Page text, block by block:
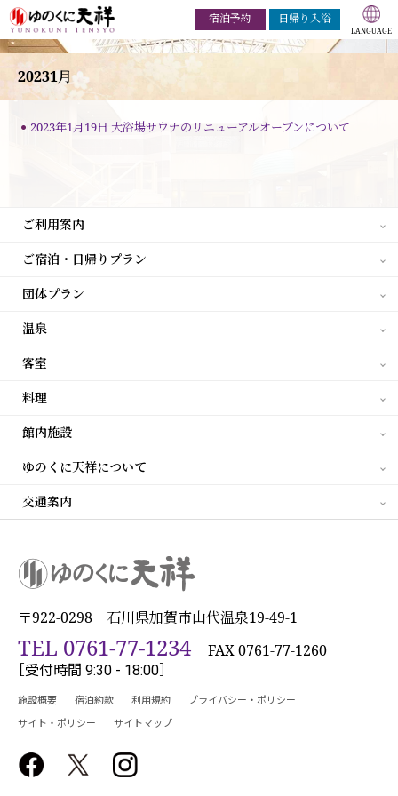
宿泊予約 日帰り入浴
20231月
2023年1月19日 大浴場サウナのリニューアルオープンについて
ご利用案内
ご宿泊・日帰りプラン
団体プラン
温泉
客室
料理
館内施設
ゆのくに天祥について
交通案内
〒922-0298 石川県加賀市山代温泉19-49-1
TEL 0761-77-1234
［受付時間 9:30 - 18:00］
FAX 0761-77-1260
施設概要 宿泊約款 利用規約
プライバシー・ポリシー
サイト・ポリシー
サイトマップ